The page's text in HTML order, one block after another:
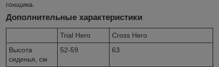
гонщика.
Дополнительные характеристики
Trial Hero
Cross Hero
Высота
сиденья, см
52-59 63